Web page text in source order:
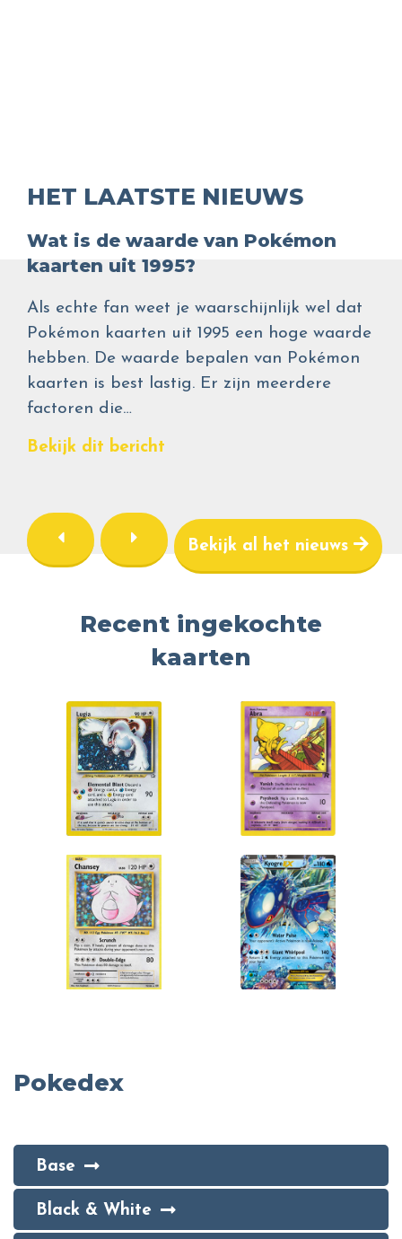
HET LAATSTE NIEUWS
Wat is de waarde van Pokémon
kaarten uit 1995?
Als echte fan weet je waarschijnlijk wel dat
Pokémon kaarten uit 1995 een hoge waarde
hebben. De waarde bepalen van Pokémon
kaarten is best lastig. Er zijn meerdere
factoren die…
Bekijk dit bericht
Bekijk al het nieuws
Recent ingekochte
kaarten
Pokedex
Base
Black & White